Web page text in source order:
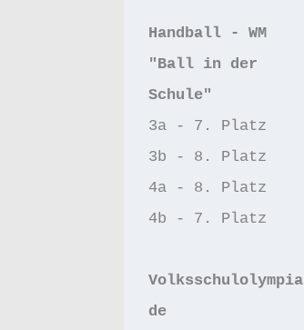
Handball - WM
"Ball in der
Schule"
3a - 7. Platz
3b - 8. Platz
4a - 8. Platz
4b - 7. Platz
Volksschulolympia
de